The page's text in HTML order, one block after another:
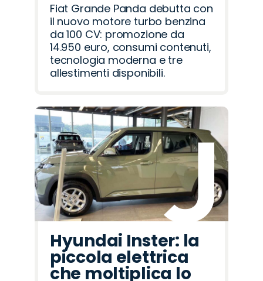
Fiat Grande Panda debutta con
il nuovo motore turbo benzina
da 100 CV: promozione da
14.950 euro, consumi contenuti,
tecnologia moderna e tre
allestimenti disponibili.
Hyundai Inster: la
piccola elettrica
che moltiplica lo